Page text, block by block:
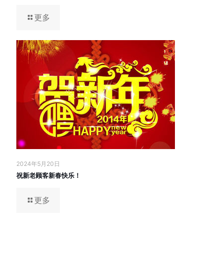
更多
2024年5月20日
祝新老顾客新春快乐！
更多